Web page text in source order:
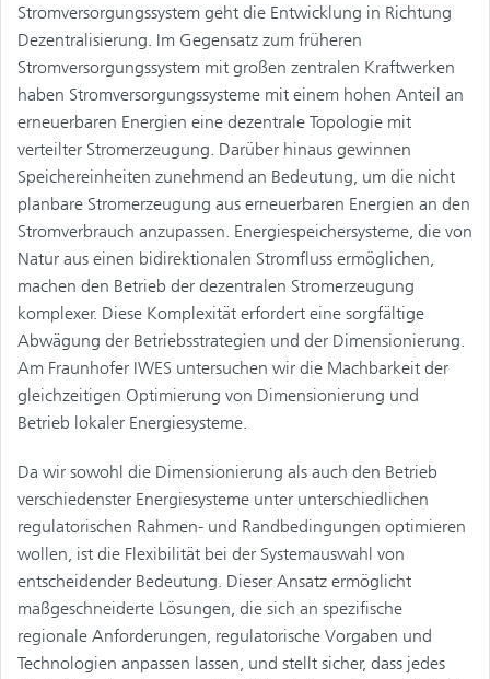
Stromversorgungssystem geht die Entwicklung in Richtung
Dezentralisierung. Im Gegensatz zum früheren
Stromversorgungssystem mit großen zentralen Kraftwerken
haben Stromversorgungssysteme mit einem hohen Anteil an
erneuerbaren Energien eine dezentrale Topologie mit
verteilter Stromerzeugung. Darüber hinaus gewinnen
Speichereinheiten zunehmend an Bedeutung, um die nicht
planbare Stromerzeugung aus erneuerbaren Energien an den
Stromverbrauch anzupassen. Energiespeichersysteme, die von
Natur aus einen bidirektionalen Stromfluss ermöglichen,
machen den Betrieb der dezentralen Stromerzeugung
komplexer. Diese Komplexität erfordert eine sorgfältige
Abwägung der Betriebsstrategien und der Dimensionierung.
Am Fraunhofer IWES untersuchen wir die Machbarkeit der
gleichzeitigen Optimierung von Dimensionierung und
Betrieb lokaler Energiesysteme.
Da wir sowohl die Dimensionierung als auch den Betrieb
verschiedenster Energiesysteme unter unterschiedlichen
regulatorischen Rahmen- und Randbedingungen optimieren
wollen, ist die Flexibilität bei der Systemauswahl von
entscheidender Bedeutung. Dieser Ansatz ermöglicht
maßgeschneiderte Lösungen, die sich an spezifische
regionale Anforderungen, regulatorische Vorgaben und
Technologien anpassen lassen, und stellt sicher, dass jedes